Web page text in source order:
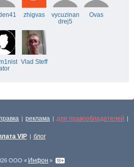
zhigvas
vycuzinan
drej5
Ovas
Vlad Steff
| реклама | для правообладателей |
VIP | блог
ООО « Инфон »